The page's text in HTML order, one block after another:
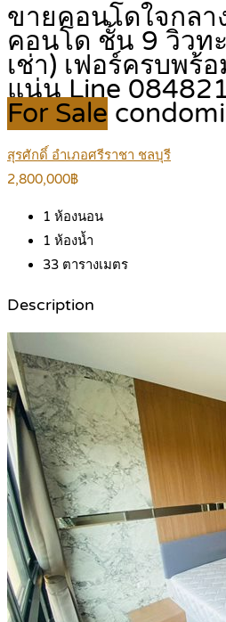
ขายคอนโดใจกลา
คอนโด ชั้น 9 วิวท
เช่า) เฟอร์ครบพร้
แน่น Line
For Sale
สุรศักดิ์ อำเภอศรีราชา ชลบุรี
2,800,000฿
1 ห้องนอน
1 ห้องน้ำ
33 ตารางเมตร
Description